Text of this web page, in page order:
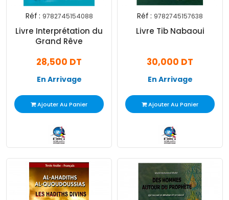
Réf : 9782745154088
Livre Interprétation du
Grand Rêve
28,500 DT
En Arrivage
Ajouter Au Panier
Réf : 9782745157638
Livre Tib Nabaoui
30,000 DT
En Arrivage
Ajouter Au Panier